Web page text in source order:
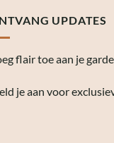
UPDATES
flair toe aan je
je aan voor